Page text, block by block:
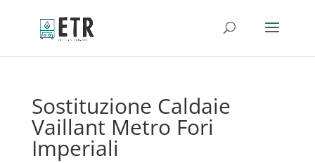
Sostituzione Caldaie
Vaillant Metro Fori
Imperiali